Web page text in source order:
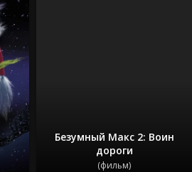
Безумный Макс 2: Воин
дороги
(фильм)